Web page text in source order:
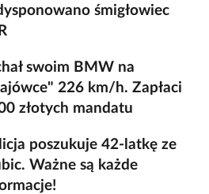
śmigłowiec
swoim BMW na
226 km/h. Zapłaci
złotych mandatu
poszukuje 42-latkę ze
Ważne są każde